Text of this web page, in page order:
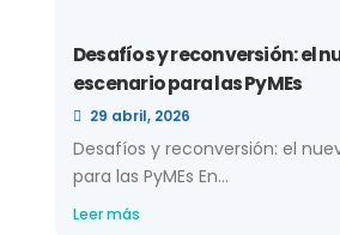
Desafíos y reconversión: el
escenario para las PyMEs
29 abril, 2026
Desafíos y reconversión: el
para las PyMEs En...
Leer más